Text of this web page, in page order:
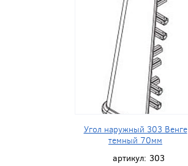
Угол наружный 303 Венге
темный 70мм
артикул: 303